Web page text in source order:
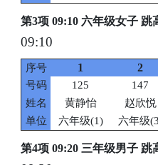
第3项 09:10 六年级女子 跳
09:10
序号 1 2
号码 125 147
姓名
黄静怡 赵欣悦
单位
六年级(1) 六年级
第4项 09:20 三年级男子 跳